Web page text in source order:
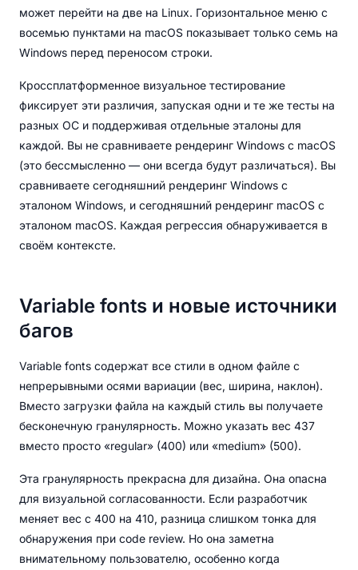
может перейти на две на Linux. Горизонтальное меню с
восемью пунктами на macOS показывает только семь на
Windows перед переносом строки.
Кроссплатформенное визуальное тестирование
фиксирует эти различия, запуская одни и те же тесты на
разных ОС и поддерживая отдельные эталоны для
каждой. Вы не сравниваете рендеринг Windows с macOS
(это бессмысленно — они всегда будут различаться). Вы
сравниваете сегодняшний рендеринг Windows с
эталоном Windows, и сегодняшний рендеринг macOS с
эталоном macOS. Каждая регрессия обнаруживается в
своём контексте.
Variable fonts и новые источники
багов
Variable fonts содержат все стили в одном файле с
непрерывными осями вариации (вес, ширина, наклон).
Вместо загрузки файла на каждый стиль вы получаете
бесконечную гранулярность. Можно указать вес 437
вместо просто «regular» (400) или «medium» (500).
Эта гранулярность прекрасна для дизайна. Она опасна
для визуальной согласованности. Если разработчик
меняет вес с 400 на 410, разница слишком тонка для
обнаружения при code review. Но она заметна
внимательному пользователю, особенно когда